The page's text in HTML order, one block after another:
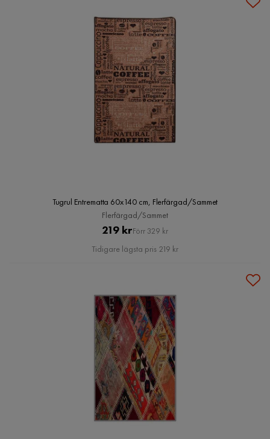
Tugrul Entrematta 60x140 cm, Flerfärgad/Sammet
Flerfärgad/Sammet
Pris
219 krOriginal
Pris
Förr 329 kr
Tidigare lägsta pris 219 kr